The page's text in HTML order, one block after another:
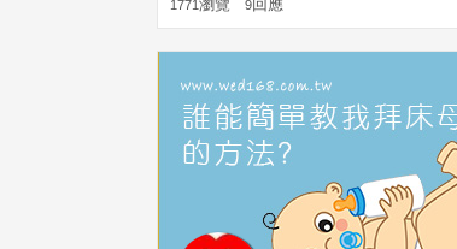
1771瀏覽 9回應